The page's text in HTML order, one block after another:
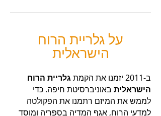
על גלריית הרוח
הישראלית
ב-2011 יזמנו את הקמת
גלריית הרוח
הישראלית באוניברסיטת חיפה. כדי
לממש את המיזם רתמנו את הפקולטה
למדעי הרוח, אגף המדיה בספריה ומוסד